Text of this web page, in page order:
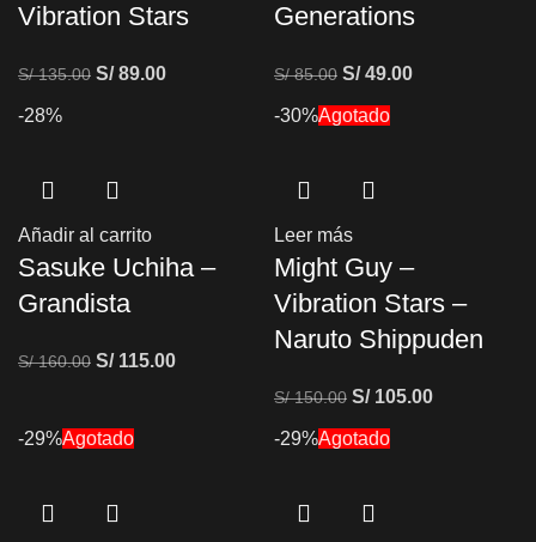
Vibration Stars
S/135.00 S/89.00
Generations
S/85.00 S/49.00
-28%
Añadir al carrito
Sasuke Uchiha –
Grandista
S/160.00 S/115.00
-30%Agotado
Leer más
Might Guy –
Vibration Stars –
Naruto Shippuden
S/150.00 S/105.00
-29%Agotado -29%Agotado